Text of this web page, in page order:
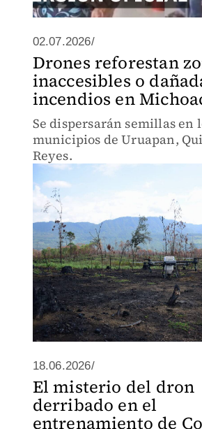
02.07.2026/
Drones reforestan
inaccesibles o
incendios en
Se dispersarán semillas en
municipios de Uruapan,
Reyes.
18.06.2026/
El misterio del dron
derribado en el
entrenamiento de